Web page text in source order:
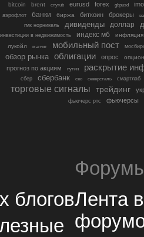
bitcoin brent cnyrub eurusd forex gbpusd
аэрофлот банки биржа биткоин брокеры
гмк норникель
дивиденды доллар
инвестиции в недвижимость индекс мб
инфляция
лукойл
магнит мобильный пост
обзор рынка облигации опрос
прогноз по акциям путин раскрытие
сбер сбербанк сво северсталь смартлаб
торговые сигналы трейдинг
фьючерс ртс фьючерсы
блоговЛента